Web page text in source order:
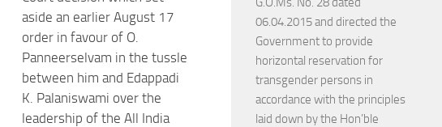
aside an earlier August 17
order in favour of O.
Panneerselvam in the tussle
between him and Edappadi
K. Palaniswami over the
leadership of the All India
06.04.2015 and directed the
Government to provide
horizontal reservation for
transgender persons in
accordance with the principles
laid down by the Hon’ble